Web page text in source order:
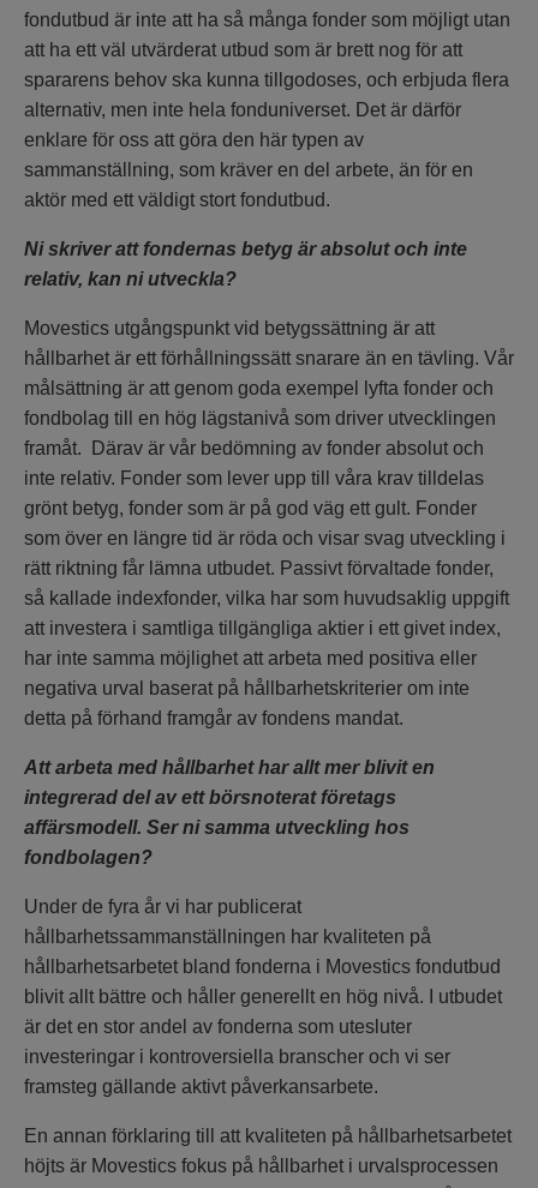
fondutbud är inte att ha så många fonder som möjligt utan
att ha ett väl utvärderat utbud som är brett nog för att
spararens behov ska kunna tillgodoses, och erbjuda flera
alternativ, men inte hela fonduniverset. Det är därför
enklare för oss att göra den här typen av
sammanställning, som kräver en del arbete, än för en
aktör med ett väldigt stort fondutbud.
Ni skriver att fondernas betyg är absolut och inte
relativ, kan ni utveckla?
Movestics utgångspunkt vid betygssättning är att
hållbarhet är ett förhållningssätt snarare än en tävling. Vår
målsättning är att genom goda exempel lyfta fonder och
fondbolag till en hög lägstanivå som driver utvecklingen
framåt. Därav är vår bedömning av fonder absolut och
inte relativ. Fonder som lever upp till våra krav tilldelas
grönt betyg, fonder som är på god väg ett gult. Fonder
som över en längre tid är röda och visar svag utveckling i
rätt riktning får lämna utbudet. Passivt förvaltade fonder,
så kallade indexfonder, vilka har som huvudsaklig uppgift
att investera i samtliga tillgängliga aktier i ett givet index,
har inte samma möjlighet att arbeta med positiva eller
negativa urval baserat på hållbarhetskriterier om inte
detta på förhand framgår av fondens mandat.
Att arbeta med hållbarhet har allt mer blivit en
integrerad del av ett börsnoterat företags
affärsmodell. Ser ni samma utveckling hos
fondbolagen?
Under de fyra år vi har publicerat
hållbarhetssammanställningen har kvaliteten på
hållbarhetsarbetet bland fonderna i Movestics fondutbud
blivit allt bättre och håller generellt en hög nivå. I utbudet
är det en stor andel av fonderna som utesluter
investeringar i kontroversiella branscher och vi ser
framsteg gällande aktivt påverkansarbete.
En annan förklaring till att kvaliteten på hållbarhetsarbetet
höjts är Movestics fokus på hållbarhet i urvalsprocessen